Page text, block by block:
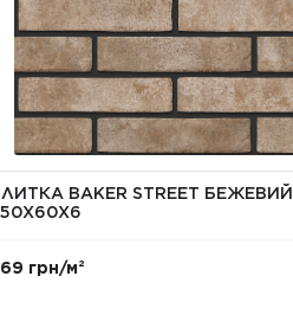
BAKER STREET БЕЖЕВИЙ
грн/м²